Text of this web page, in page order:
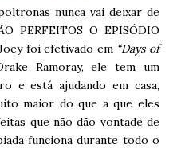
nunca vai deixar de
PERFEITOS O EPISÓDIO
foi efetivado em “Days of
Ramoray, ele tem um
e está ajudando em casa,
maior do que a que eles
que não dão vontade de
funciona durante todo o